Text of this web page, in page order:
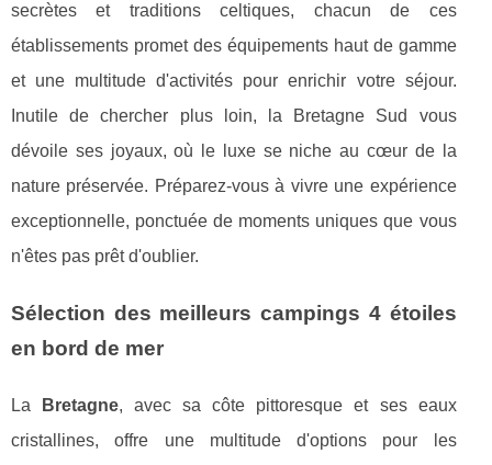
secrètes et traditions celtiques, chacun de ces
établissements promet des équipements haut de gamme
et une multitude d'activités pour enrichir votre séjour.
Inutile de chercher plus loin, la Bretagne Sud vous
dévoile ses joyaux, où le luxe se niche au cœur de la
nature préservée. Préparez-vous à vivre une expérience
exceptionnelle, ponctuée de moments uniques que vous
n'êtes pas prêt d'oublier.
Sélection des meilleurs campings 4 étoiles
en bord de mer
La Bretagne, avec sa côte pittoresque et ses eaux
cristallines, offre une multitude d'options pour les